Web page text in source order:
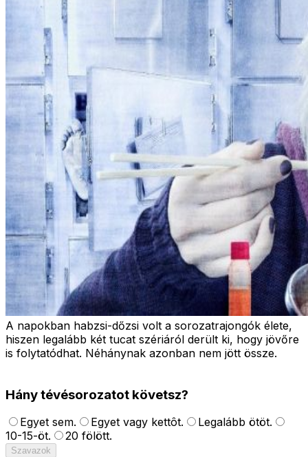
A napokban habzsi-dőzsi volt a sorozatrajongók élete,
hiszen legalább két tucat szériáról derült ki, hogy jövőre
is folytatódhat. Néhánynak azonban nem jött össze.
Hány tévésorozatot követsz?
Egyet sem. Egyet vagy kettôt.
Legalább ötöt.
10-15-öt.
20 fölött.
Szavazok